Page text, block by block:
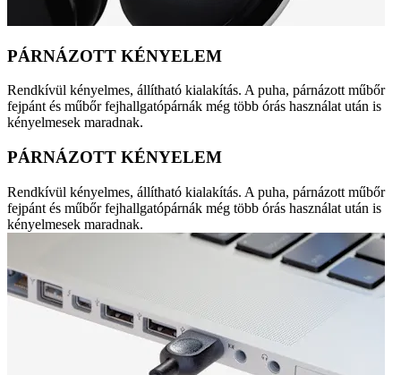
PÁRNÁZOTT KÉNYELEM
Rendkívül kényelmes, állítható kialakítás. A puha, párnázott műbőr
fejpánt és műbőr fejhallgatópárnák még több órás használat után is
kényelmesek maradnak.
PÁRNÁZOTT KÉNYELEM
Rendkívül kényelmes, állítható kialakítás. A puha, párnázott műbőr
fejpánt és műbőr fejhallgatópárnák még több órás használat után is
kényelmesek maradnak.